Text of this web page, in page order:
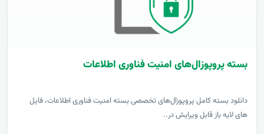
بسته پروپوزال‌های امنیت فناوری اطلاعات
دانلود بسته کامل پروپوزال‌های تخصصی بسته امنیت فناوری اطلاعات، فایل
های لایه باز قابل ویرایش در..